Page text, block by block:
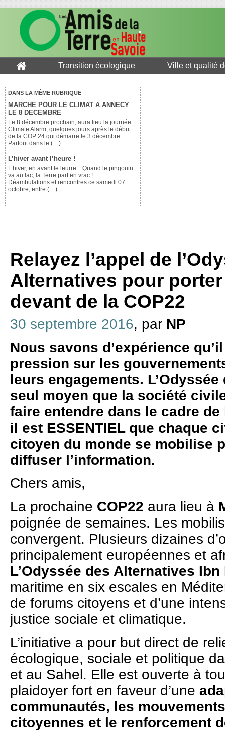
Transition écologique Ville et qualité
DANS LA MÊME RUBRIQUE
MARCHE POUR LE CLIMAT A ANNECY
LE 8 DECEMBRE
Le 8 décembre prochain, aura lieu la journée
Climate Alarm, quelques jours après le début
de la COP 24 qui démarre le 3 décembre.
Partout dans le (…)
L’hiver avant l’heure !
L’hiver, en avant le leurre... Quand le pingouin
va au lac, la Terre part en vrac !
Déambulations et rencontres ce samedi 07
octobre, entre (…)
Relayez l’appel de
Alternatives pour
devant de la COP22
30 septembre 2016, par NP
Nous savons d’expérience
pression sur les
leurs engagements.
seul moyen que la société
faire entendre dans le cadre de
il est ESSENTIEL que chaque
citoyen du monde se mobilise
diffuser l’information.
Chers amis,
La prochaine COP22 aura lieu à
poignée de semaines. Les
convergent. Plusieurs dizaines
principalement européennes et
L’Odyssée des Alternatives Ibn
maritime en six escales en
de forums citoyens et d’une
justice sociale et climatique.
L’initiative a pour but direct de
écologique, sociale et politique
et au Sahel. Elle est ouverte à
plaidoyer fort en faveur d’une
communautés, les
citoyennes et le renforcement